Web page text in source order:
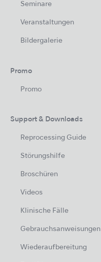
Seminare
Veranstaltungen
Bildergalerie
Promo
Promo
Support & Downloads
Reprocessing Guide
Störungshilfe
Broschüren
Videos
Klinische Fälle
Gebrauchsanweisungen
Wiederaufbereitung